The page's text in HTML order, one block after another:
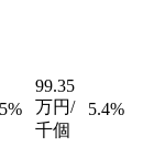
99.35
万円/
千個
5.4%